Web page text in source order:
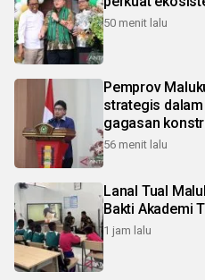
50 menit lalu
Pemprov
strategis
gagasan
56 menit lalu
Lanal Tual
Bakti Akademi
1 jam lalu